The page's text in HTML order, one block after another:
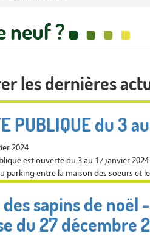
neuf ?
les dernières
PUBLIQUE du 3
2024
est ouverte du 3 au 17 janvier
parking entre la maison des soeurs et
sapins de
du 27 décembre